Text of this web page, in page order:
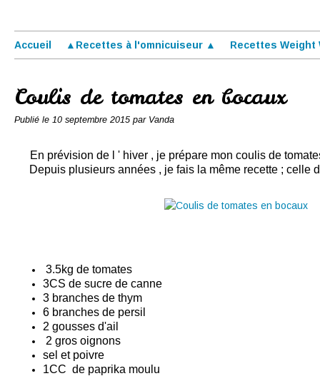
Accueil ▲Recettes à l'omnicuiseur ▲ Recettes Weight
Coulis de tomates en bocaux
Publié le 10 septembre 2015 par Vanda
En prévision de l ' hiver , je prépare mon coulis de
Depuis plusieurs années , je fais la même recette ; celle
3.5kg de tomates
3CS de sucre de canne
3 branches de thym
6 branches de persil
2 gousses d'ail
2 gros oignons
sel et poivre
1CC de paprika moulu